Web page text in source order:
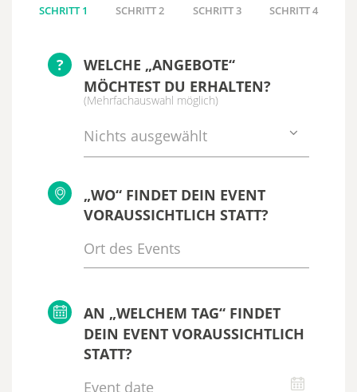
SCHRITT 1 SCHRITT 2 SCHRITT 3 SCHRITT 4
?
WELCHE „ANGEBOTE“
MÖCHTEST DU ERHALTEN?
(Mehrfachauswahl möglich)
Nichts ausgewählt
„WO“ FINDET DEIN EVENT
VORAUSSICHTLICH STATT?
AN „WELCHEM TAG“ FINDET
DEIN EVENT VORAUSSICHTLICH
STATT?